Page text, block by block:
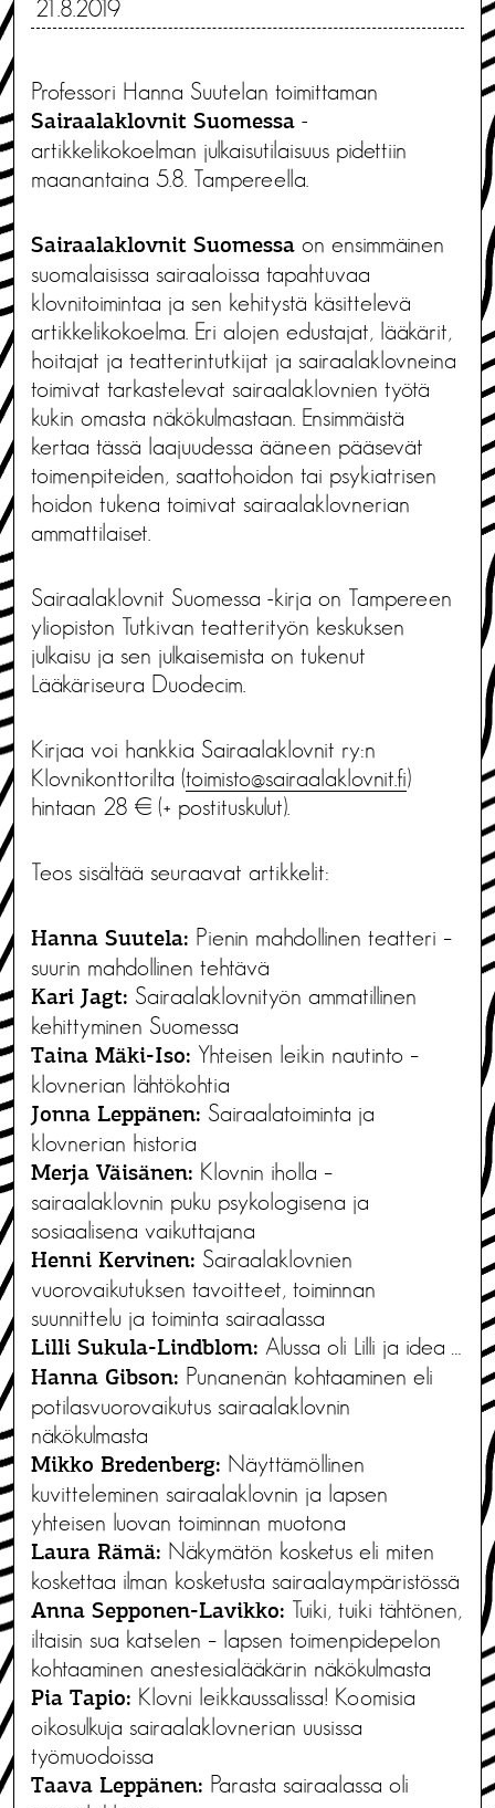
21.8.2019
Professori Hanna Suutelan toimittaman
Sairaalaklovnit Suomessa -
artikkelikokoelman julkaisutilaisuus pidettiin
maanantaina 5.8. Tampereella.
Sairaalaklovnit Suomessa on ensimmäinen
suomalaisissa sairaaloissa tapahtuvaa
klovnitoimintaa ja sen kehitystä käsittelevä
artikkelikokoelma. Eri alojen edustajat, lääkärit,
hoitajat ja teatterintutkijat ja sairaalaklovneina
toimivat tarkastelevat sairaalaklovnien työtä
kukin omasta näkökulmastaan. Ensimmäistä
kertaa tässä laajuudessa ääneen pääsevät
toimenpiteiden, saattohoidon tai psykiatrisen
hoidon tukena toimivat sairaalaklovnerian
ammattilaiset.
Sairaalaklovnit Suomessa -kirja on Tampereen
yliopiston Tutkivan teatterityön keskuksen
julkaisu ja sen julkaisemista on tukenut
Lääkäriseura Duodecim.
Kirjaa voi hankkia Sairaalaklovnit ry:n
Klovnikonttorilta (toimisto@sairaalaklovnit.fi)
hintaan 28 € (+ postituskulut).
Teos sisältää seuraavat artikkelit:
Hanna Suutela: Pienin mahdollinen teatteri –
suurin mahdollinen tehtävä
Kari Jagt: Sairaalaklovnityön ammatillinen
kehittyminen Suomessa
Taina Mäki-Iso: Yhteisen leikin nautinto –
klovnerian lähtökohtia
Jonna Leppänen: Sairaalatoiminta ja
klovnerian historia
Merja Väisänen: Klovnin iholla –
sairaalaklovnin puku psykologisena ja
sosiaalisena vaikuttajana
Henni Kervinen: Sairaalaklovnien
vuorovaikutuksen tavoitteet, toiminnan
suunnittelu ja toiminta sairaalassa
Lilli Sukula-Lindblom: Alussa oli Lilli ja idea …
Hanna Gibson: Punanenän kohtaaminen eli
potilasvuorovaikutus sairaalaklovnin
näkökulmasta
Mikko Bredenberg: Näyttämöllinen
kuvitteleminen sairaalaklovnin ja lapsen
yhteisen luovan toiminnan muotona
Laura Rämä: Näkymätön kosketus eli miten
koskettaa ilman kosketusta sairaalaympäristössä
Anna Sepponen-Lavikko: Tuiki, tuiki tähtönen,
iltaisin sua katselen – lapsen toimenpidepelon
kohtaaminen anestesialääkärin näkökulmasta
Pia Tapio: Klovni leikkaussalissa! Koomisia
oikosulkuja sairaalaklovnerian uusissa
työmuodoissa
Taava Leppänen: Parasta sairaalassa oli